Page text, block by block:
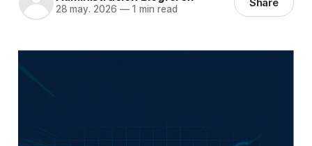
28 may. 2026 —1 min read Share